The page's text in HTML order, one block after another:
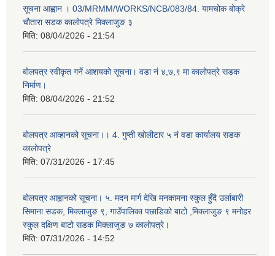
सूचना आह्वान । 03/MRMM/WORKS/NCB/083/84. यामचोक बोक्रे
चौतारा सडक कालोपत्रे मिक्लाजुङ ३
मिति: 08/04/2026 - 21:54
बोलपत्र स्वीकृत गर्ने आशयको सूचना। वडा नं ४,७,९ मा कालोपत्रे सडक
निर्माण।
मिति: 08/04/2026 - 21:52
बोलपत्र आव्हानको सूचना।। 4. गुप्ती खोलीटार ५ नं वडा कार्यालय सडक
कालोपत्रे
मिति: 07/31/2026 - 17:45
बोलपत्र आह्वानको सूचना। ५. मदन मार्ग देखि मनकामना स्कुल हुँदै उर्लाबारी
सिमाना सडक, मिक्लाजुङ ९, गाउँपालिका पछाडिको बाटो ,मिक्लाजुङ ९ मनोहर
स्कुल दक्षिण बाटो सडक मिक्लाजुङ ७ कालोपत्रे।
मिति: 07/31/2026 - 14:52